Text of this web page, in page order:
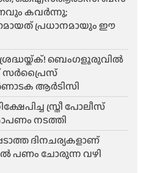
കവർന്നു;
പ്രധാനമായും ഈ
ബെംഗളൂരുവിൽ
സർപ്രൈസ്
ആർടിസി
സ്ത്രീ പോലീസ്
നടത്തി
ദിനചര്യകളാണ്
പണം ചോരുന്ന വഴി